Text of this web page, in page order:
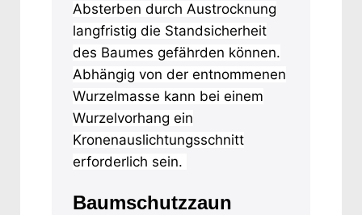
Absterben durch Austrocknung
langfristig die Standsicherheit
des Baumes gefährden können.
Abhängig von der entnommenen
Wurzelmasse kann bei einem
Wurzelvorhang ein
Kronenauslichtungsschnitt
erforderlich sein.
Baumschutzzaun